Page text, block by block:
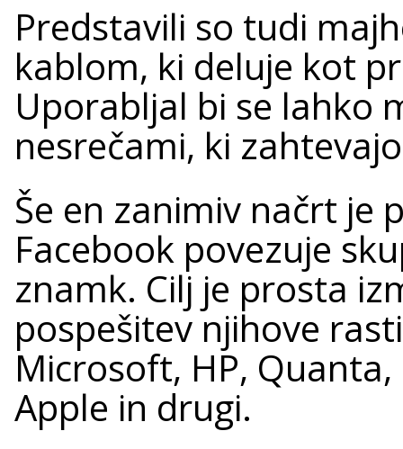
Predstavili so tudi
kablom, ki deluje kot
Uporabljal bi se lahko
nesrečami, ki
Še en zanimiv načrt je
Facebook povezuje
znamk. Cilj je prosta
pospešitev njihove
Microsoft, HP, Quanta,
Apple in drugi.